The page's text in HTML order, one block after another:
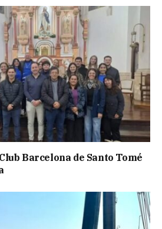
Barcelona de Santo Tomé